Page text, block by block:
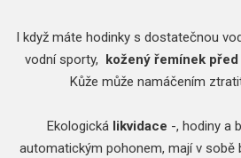
I když máte hodinky s dostatečnou
vodní sporty, kožený řemínek
Kůže může namáčením
​Ekologická likvidace -, hodiny a
automatickým pohonem, mají v sobě